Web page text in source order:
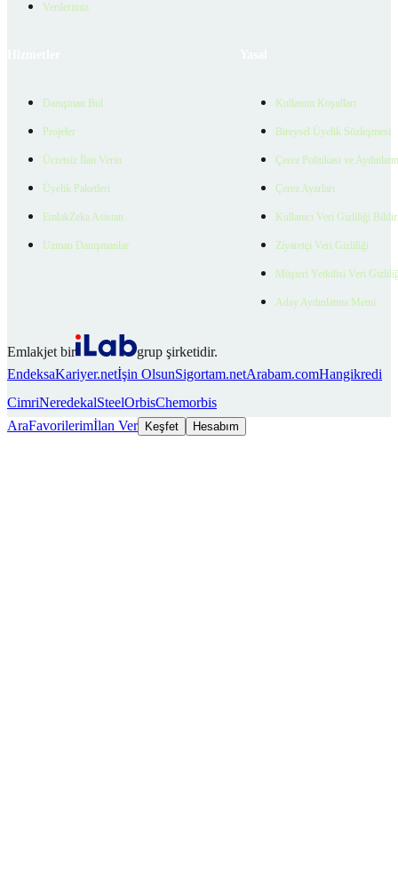
Verilerimiz
Danışman Bul
Projeler
Ücretsiz İlan Verin
Üyelik Paketleri
EmlakZeka Asistan
Uzman Danışmanlar
Kullanım Koşulları
Bireysel Üyelik Sözleşmesi
Çerez Politikası ve
Çerez Ayarları
Kullanıcı Veri Gizliliği
Ziyaretçi Veri Gizliliği
Müşteri Yetkilisi Veri
Aday Aydınlatma Metni
Emlakjet bir
grup şirketidir.
EndeksaKariyer.netİşin OlsunSigortam.netArabam.comHangikredi
CimriNeredekalSteelOrbisChemorbis
AraFavorilerimİlan Ver Keşfet Hesabım